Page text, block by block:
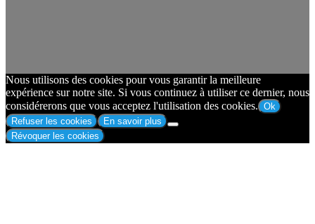
Nous utilisons des cookies pour vous garantir la meilleure
expérience sur notre site. Si vous continuez à utiliser ce dernier, nous
considérerons que vous acceptez l'utilisation des cookies. Ok
Refuser les cookies
En savoir plus
Révoquer les cookies